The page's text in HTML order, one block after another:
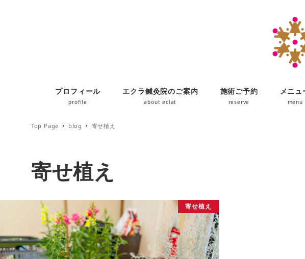
プロフィール
profile
エクラ鍼灸院のご案内
about eclat
施術ご予約
reserve
メニ
menu
Top Page blog 寄せ植え
寄せ植え
寄せ植え